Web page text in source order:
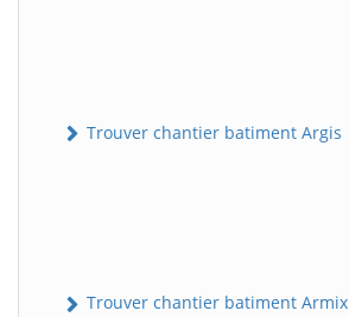
Trouver chantier batiment Argis
Trouver chantier batiment Armix